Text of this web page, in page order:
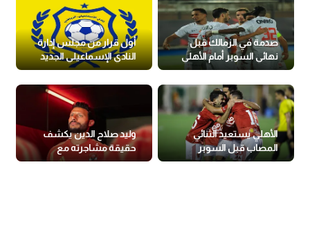
صدمة في الزمالك قبل
نهائي السوبر أمام الأهلي
أول قرار من مجلس إدارة
النادي الإسماعيلي الجديد
الأهلي يستعيد الثنائي
المصاب قبل السوبر
المصري
وليد صلاح الدين يكشف
حقيقة مشاجرته مع
الشناوي